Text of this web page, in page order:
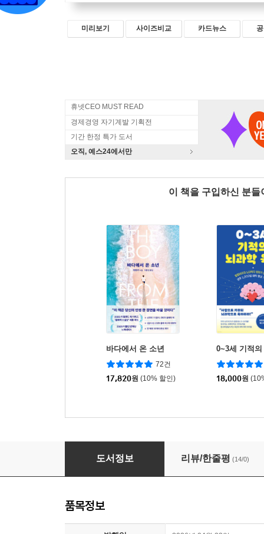
미리보기 사이즈비교 카드뉴스
휴넷CEO MUST READ
경제경영 자기계발 기획전
기간 한정 특가 도서
오직, 예스24에서만
이 책을 구입하신 분
바다에서 온 소년
72건
17,820원 (10% 할인)
0~3세 기적
18,000원
조직은 설계된다
도서정보 리뷰/한줄평 (14/0)
품목정보